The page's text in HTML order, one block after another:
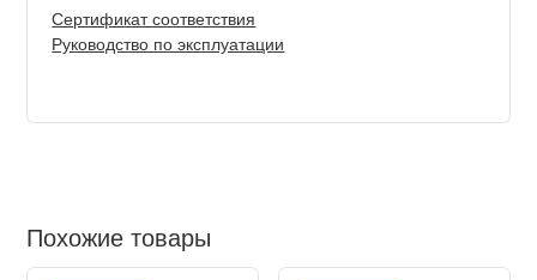
Сертификат соответствия
Руководство по эксплуатации
Похожие товары